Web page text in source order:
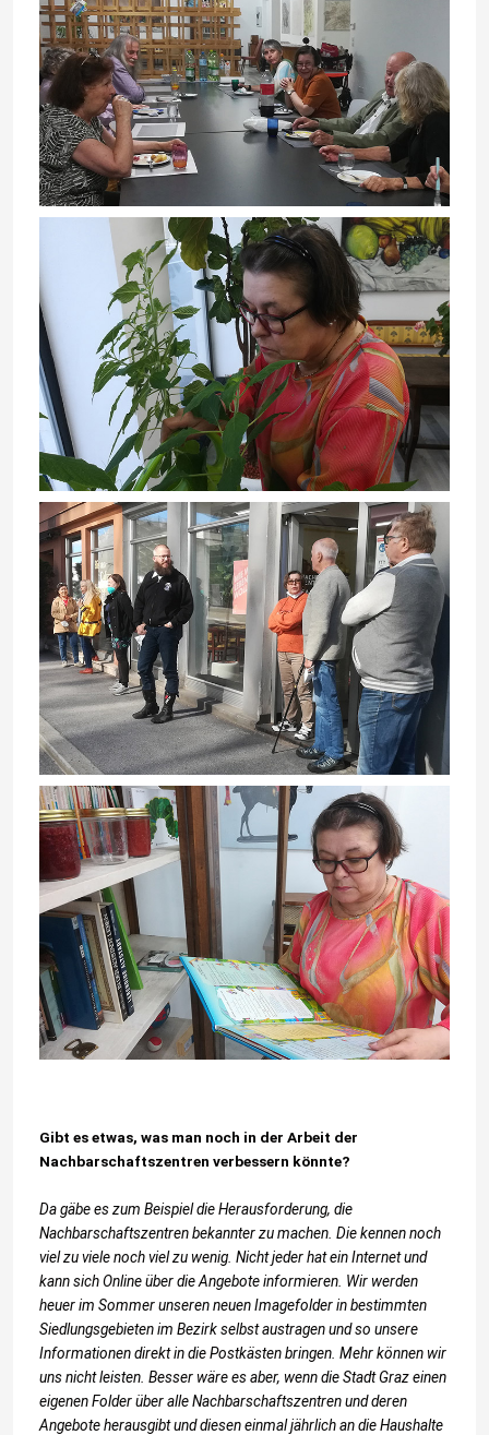
Gibt es etwas, was man noch in der Arbeit der
Nachbarschaftszentren verbessern könnte?
Da gäbe es zum Beispiel die Herausforderung, die
Nachbarschaftszentren bekannter zu machen. Die kennen noch
viel zu viele noch viel zu wenig. Nicht jeder hat ein Internet und
kann sich Online über die Angebote informieren. Wir werden
heuer im Sommer unseren neuen Imagefolder in bestimmten
Siedlungsgebieten im Bezirk selbst austragen und so unsere
Informationen direkt in die Postkästen bringen. Mehr können wir
uns nicht leisten. Besser wäre es aber, wenn die Stadt Graz einen
eigenen Folder über alle Nachbarschaftszentren und deren
Angebote herausgibt und diesen einmal jährlich an die Haushalte